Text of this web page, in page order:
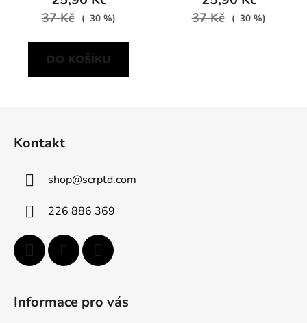
37 Kč (–30 %)
DO KOŠÍKU
37 Kč (–30 %)
Kontakt
shop@scrptd.com
226 886 369
Informace pro vás